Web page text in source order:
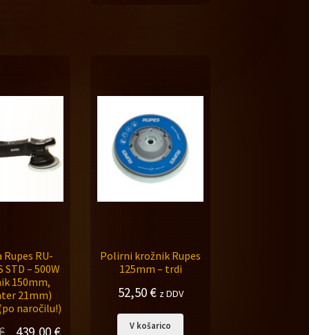
RU-
STD – 500W
150mm,
21mm)
naročilu!)
Izvirna
439,00 €Trenutna
Polirni krožnik Rupes
125mm – trdi
52,50€ z DDV
V košarico